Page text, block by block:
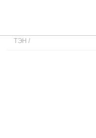
ТЭН /